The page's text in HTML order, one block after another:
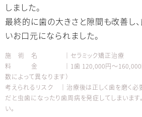
しました。
最終的に歯の大きさと隙間も改善し
いお口元になられました。
施 術 名 │セラミック矯正治療
料 金 │1歯 120,000円～160,000円（
数によって異なります）
考えられるリスク │治療後は正しく歯を磨く必
だと虫歯になったり歯周病を発症してしまいます
い。